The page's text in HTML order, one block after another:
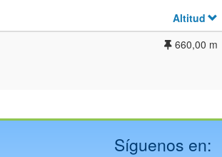
Altitud
660,00 m
Síguenos en: